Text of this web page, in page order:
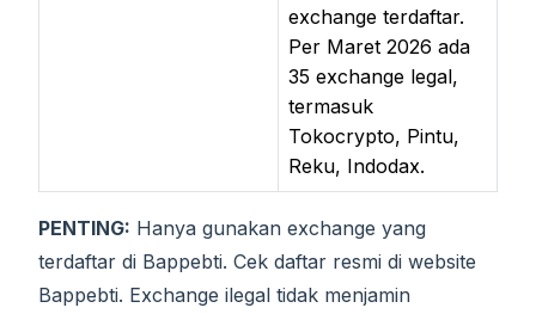
exchange terdaftar.
Per Maret 2026 ada
35 exchange legal,
termasuk
Tokocrypto, Pintu,
Reku, Indodax.
PENTING: Hanya gunakan exchange yang
terdaftar di Bappebti. Cek daftar resmi di website
Bappebti. Exchange ilegal tidak menjamin